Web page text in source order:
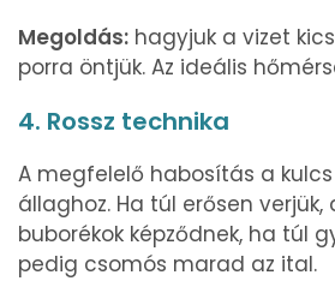
Megoldás: hagyjuk a vizet
porra öntjük. Az ideális
4. Rossz technika
A megfelelő habosítás a
állaghoz. Ha túl erősen
buborékok képződnek, ha túl
pedig csomós marad az ital.